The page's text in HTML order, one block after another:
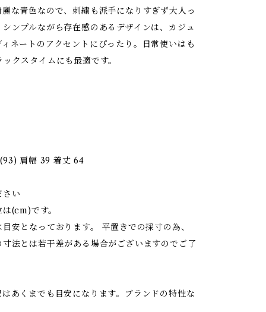
な青色なので、刺繍も派手になりすぎず大人っ
ンプルながら存在感のあるデザインは、カジュ
ネートのアクセントにぴったり。日常使いはも
クスタイムにも最適です。
肩幅 39 着丈 64
い
(cm)です。
安となっております。 平置きでの採寸の為、
法とは若干差がある場合がございますのでご了
あくまでも目安になります。ブランドの特性な